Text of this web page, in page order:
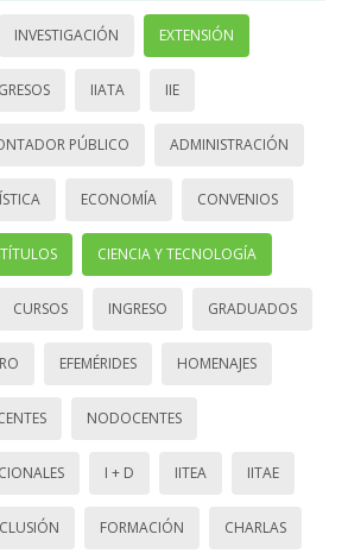
INVESTIGACIÓN EXTENSIÓN
IIATA IIE
PÚBLICO ADMINISTRACIÓN
ECONOMÍA CONVENIOS
CIENCIA Y TECNOLOGÍA
CURSOS INGRESO GRADUADOS
EFEMÉRIDES HOMENAJES
NODOCENTES
I + D IITEA IITAE
FORMACIÓN CHARLAS